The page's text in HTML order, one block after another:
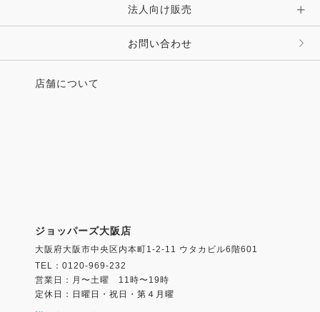
その他 ファッション雑貨法人向け販売
お問い合わせ
店舗について
ジョッパーズ大阪店
大阪府大阪市中央区内本町1-2-11 ウタカビル6階601
TEL：0120-969-232
営業日：月〜土曜 11時〜19時
定休日：日曜日・祝日・第４月曜